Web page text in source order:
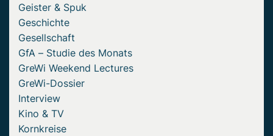
Geister & Spuk
Geschichte
Gesellschaft
GfA – Studie des Monats
GreWi Weekend Lectures
GreWi-Dossier
Interview
Kino & TV
Kornkreise